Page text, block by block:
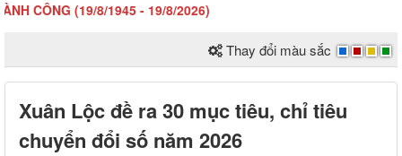
(19/8/1945 - 19/8/2026)
Thay đổi màu sắc
Xuân Lộc đề ra 30 mục tiêu, chỉ tiêu
chuyển đổi số năm 2026